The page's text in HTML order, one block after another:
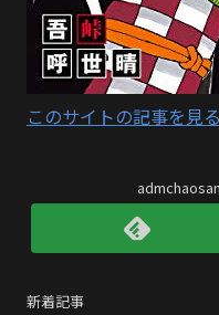
このサイトの記事を見る
新着記事